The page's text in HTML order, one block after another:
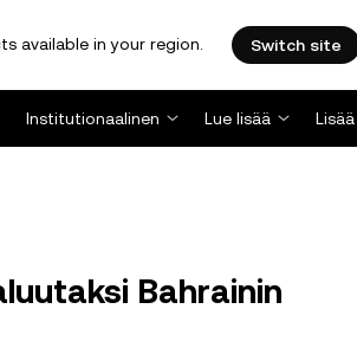
available in your region. Switch site
Institutionaalinen Lue lisää Lisää
Bahrainin